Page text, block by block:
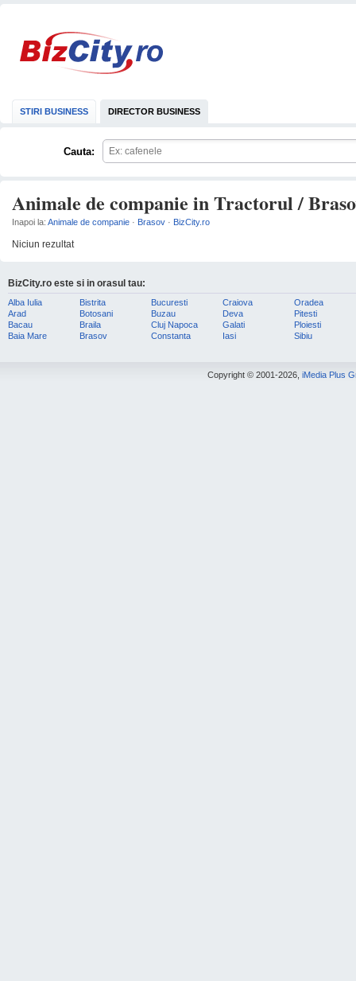
STIRI BUSINESS DIRECTOR BUSINESS
Cauta:
Animale de companie in Tractorul /
Inapoi la: Animale de companie · Brasov · BizCity.ro
Niciun rezultat
BizCity.ro este si in orasul tau:
Alba Iulia
Arad
Bacau
Baia Mare
Bistrita
Botosani
Braila
Brasov
Bucuresti
Buzau
Cluj Napoca
Constanta
Craiova
Deva
Galati
Iasi
Oradea
Pitesti
Ploiesti
Sibiu
Copyright © 2001-2026, iMedia Plus